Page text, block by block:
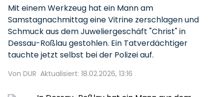
Mit einem Werkzeug hat ein Mann am
Samstagnachmittag eine Vitrine zerschlagen und
Schmuck aus dem Juweliergeschäft "Christ" in
Dessau-Roßlau gestohlen. Ein Tatverdächtiger
tauchte jetzt selbst bei der Polizei auf.
Von DUR Aktualisiert: 18.02.2026, 13:16